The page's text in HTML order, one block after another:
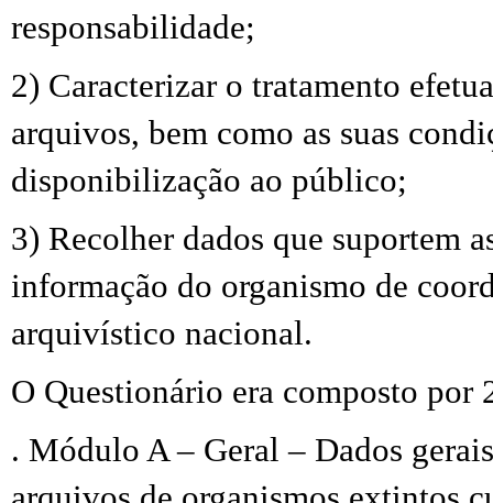
responsabilidade;
2) Caracterizar o tratamento
arquivos, bem como as suas
disponibilização ao público;
3) Recolher dados que suportem
informação do organismo de
arquivístico nacional.
O Questionário era composto por
. Módulo A – Geral – Dados